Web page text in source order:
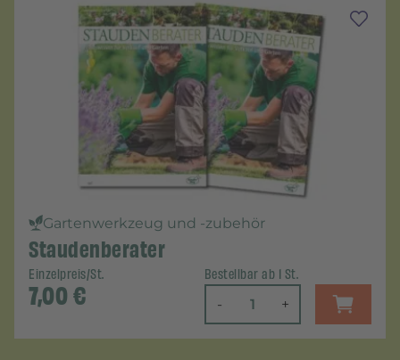
Gartenwerkzeug und -zubehör
Staudenberater
Einzelpreis/St.
7,00€
Bestellbar ab 1 St.
- +